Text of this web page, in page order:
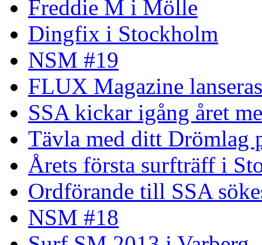
Freddie M i Mölle
Dingfix i Stockholm
NSM #19
FLUX Magazine lanseras
SSA kickar igång året
Tävla med ditt Drömlag
Årets första surfträff i
Ordförande till SSA
NSM #18